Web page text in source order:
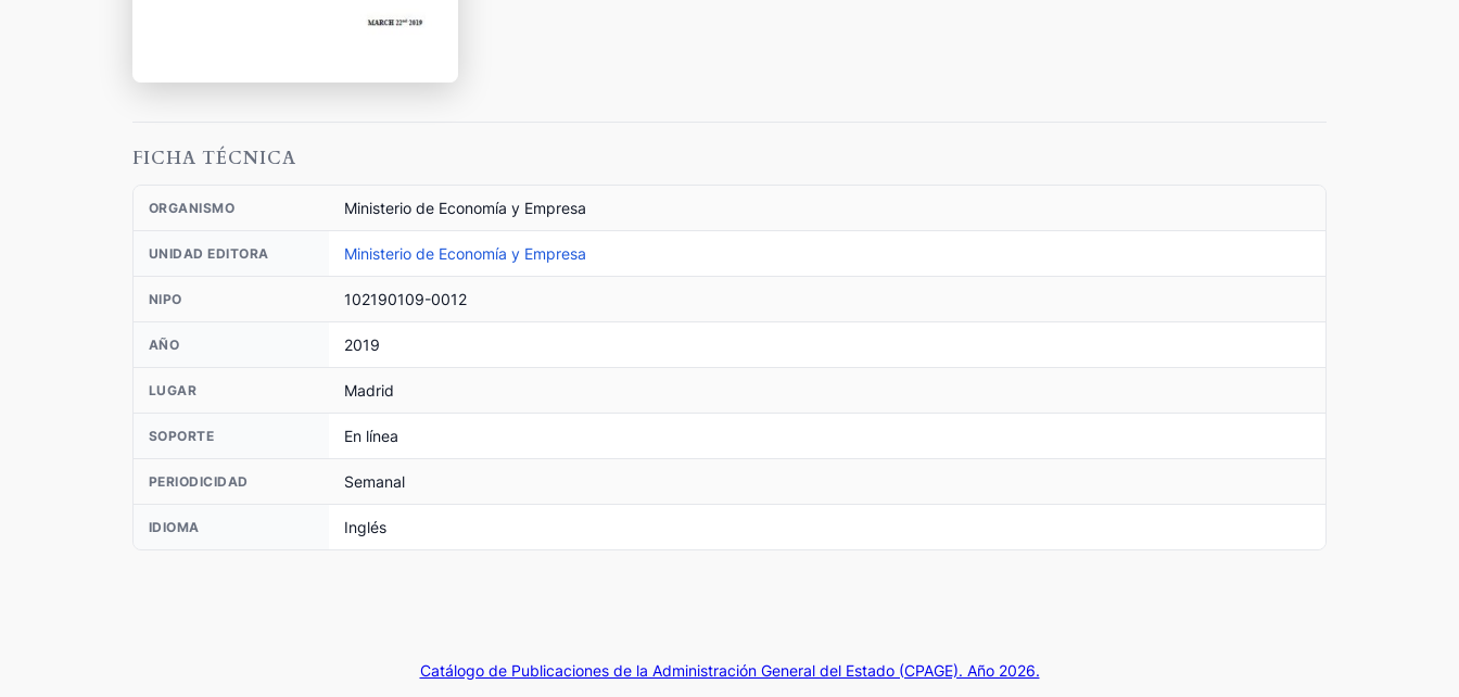
FICHA TÉCNICA
ORGANISMO Ministerio de Economía y Empresa
UNIDAD EDITORA Ministerio de Economía y Empresa
NIPO 102190109-0012
AÑO 2019
LUGAR Madrid
SOPORTE En línea
PERIODICIDAD Semanal
IDIOMA Inglés
Catálogo de Publicaciones de la Administración General del Estado (CPAGE). Año 2026.